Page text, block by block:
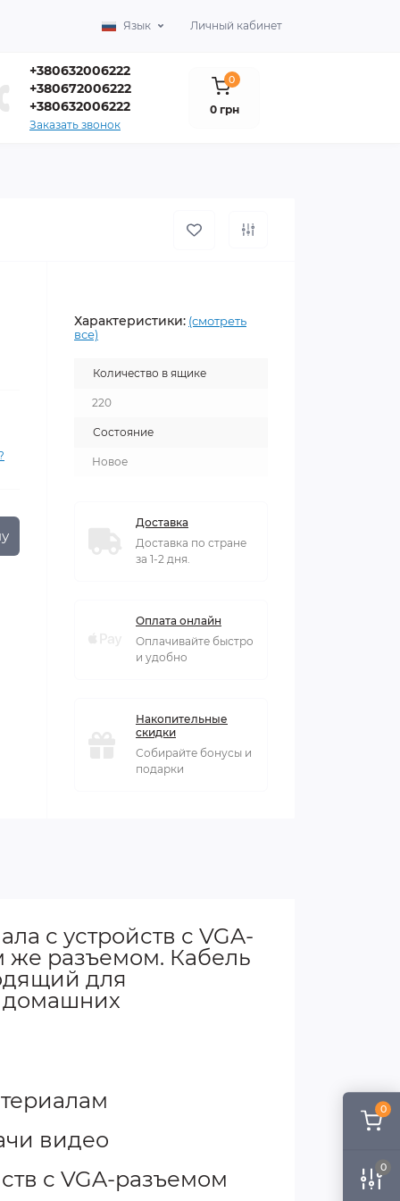
0
0
Язык Личный кабинет
+380632006222
+380672006222
+380632006222
Заказать звонок
0
0 грн
Характеристики: (смотреть
все)
Количество в ящике
220
Состояние
Новое
Доставка
Доставка по стране
за 1-2 дня.
Оплата онлайн
Оплачивайте быстро
и удобно
Накопительные
скидки
Собирайте бонусы и
подарки
с устройств с VGA-
же разъемом. Кабель
для
домашних
видео
с VGA-разъемом